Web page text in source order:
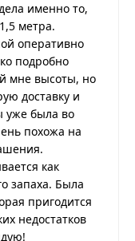
именно то,
метра.
оперативно
подробно
мне высоты, но
доставку и
уже была во
похожа на
как
запаха. Была
пригодится
недостатков